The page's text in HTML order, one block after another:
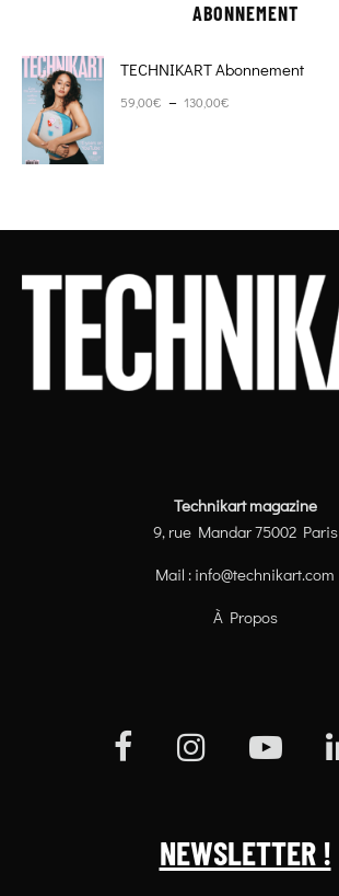
ABONNEMENT
TECHNIKART Abonnement
59,00€ – 130,00€
Technikart magazine
9, rue Mandar 75002 Paris
Mail : info@technikart.com
À Propos
NEWSLETTER !